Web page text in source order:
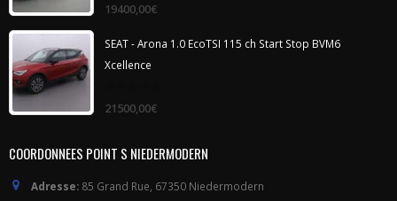
out
19400,00€
SEAT - Arona 1.0 EcoTSI 115 ch Start Stop BVM6
Xcellence
out
21500,00€
COORDONNEES POINT S NIEDERMODERN
Adresse: 85 Grand Rue, 67350 Niedermodern